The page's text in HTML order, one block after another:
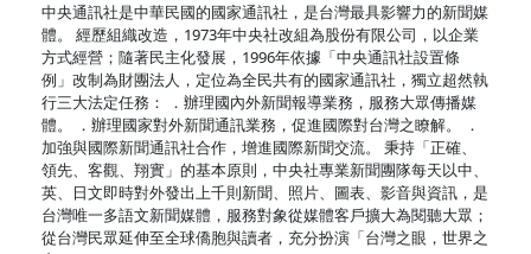
中央通訊社是中華民國的國家通訊社，是台灣最具影響力的新聞媒
體。 經歷組織改造，1973年中央社改組為股份有限公司，以企業
方式經營；隨著民主化發展，1996年依據「中央通訊社設置條
例」改制為財團法人，定位為全民共有的國家通訊社，獨立超然執
行三大法定任務： ．辦理國內外新聞報導業務，服務大眾傳播媒
體。 ．辦理國家對外新聞通訊業務，促進國際對台灣之瞭解。 ．
加強與國際新聞通訊社合作，增進國際新聞交流。 秉持「正確、
領先、客觀、翔實」的基本原則，中央社專業新聞團隊每天以中、
英、日文即時對外發出上千則新聞、照片、圖表、影音與資訊，是
台灣唯一多語文新聞媒體，服務對象從媒體客戶擴大為閱聽大眾；
從台灣民眾延伸至全球僑胞與讀者，充分扮演「台灣之眼，世界之